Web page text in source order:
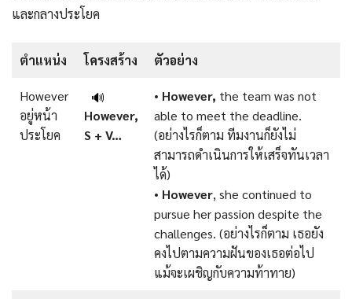
และกลางประโยค
ตําแหน่ง โครงสร้าง ตัวอย่าง
However
อยู่หน้า
ประโยค
🔊
However,
S + V…
• However, the team was not
able to meet the deadline.
(อย่างไรก็ตาม ทีมงานก็ยังไม่
สามารถดำเนินการให้เสร็จทันเวลา
ได้)
• However, she continued to
pursue her passion despite the
challenges. (อย่างไรก็ตาม เธอยัง
คงไปตามความฝันของเธอต่อไป
แม้จะเผชิญกับความท้าทาย)